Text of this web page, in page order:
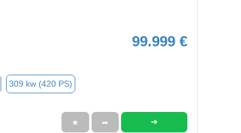
99.999 €
309 kw (420 PS)
★ ➦ ➜